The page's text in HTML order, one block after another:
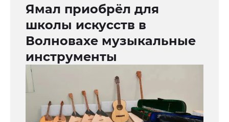
Ямал приобрёл для
школы искусств в
Волновахе музыкальные
инструменты